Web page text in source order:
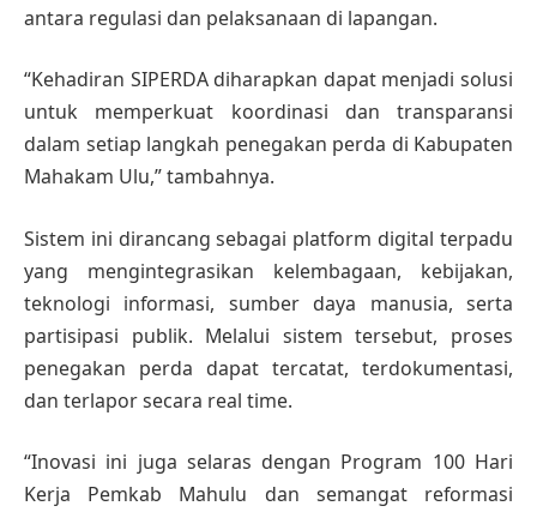
antara regulasi dan pelaksanaan di lapangan.
“Kehadiran SIPERDA diharapkan dapat menjadi solusi
untuk memperkuat koordinasi dan transparansi
dalam setiap langkah penegakan perda di Kabupaten
Mahakam Ulu,” tambahnya.
Sistem ini dirancang sebagai platform digital terpadu
yang mengintegrasikan kelembagaan, kebijakan,
teknologi informasi, sumber daya manusia, serta
partisipasi publik. Melalui sistem tersebut, proses
penegakan perda dapat tercatat, terdokumentasi,
dan terlapor secara real time.
“Inovasi ini juga selaras dengan Program 100 Hari
Kerja Pemkab Mahulu dan semangat reformasi